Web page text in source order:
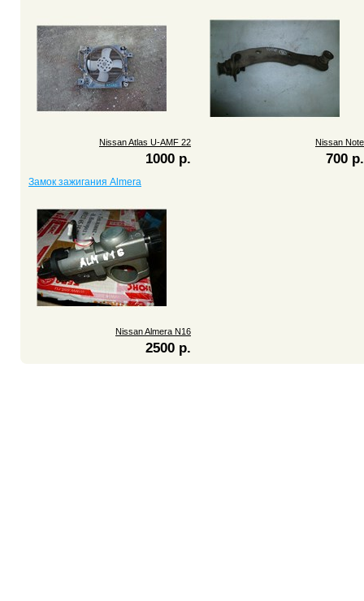
Nissan Atlas U-AMF 22
1000 р.
Nissan Note
700 р.
Замок зажигания Almera
Nissan Almera N16
2500 р.